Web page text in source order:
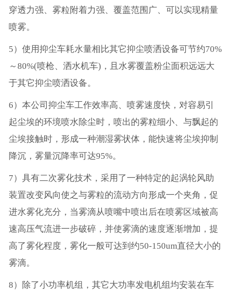
穿透力强、雾粒附着力强、覆盖范围广、可以实现精量
喷雾。
5）使用抑尘车耗水量相比其它抑尘喷洒设备可节约70%
～80%(喷枪、洒水机车)，且水雾覆盖粉尘面积远远大
于其它抑尘喷洒设备。
6）本公司抑尘车工作效率高、喷雾速度快，对容易引
起尘埃的环境喷水除尘时，喷出的雾粒细小、与飘起的
尘埃接触时，形成一种潮湿雾状体，能快速将尘埃抑制
降沉，雾量沉降率可达95%。
7）具有二次雾化技术，采用了一种特定的起涡轮风助
装置改变风向使之与雾粒的流动方向形成一个夹角，促
进水雾化充分，当雾滴从喷嘴中喷出后在喷雾区域被高
速高压气流进一步破碎，并使雾滴的速度逐渐增加，提
高了雾化程度，雾化一般可达到约50-150um直径大小的
雾滴。
8）除了小功率机组，其它大功率发电机组均安装在车